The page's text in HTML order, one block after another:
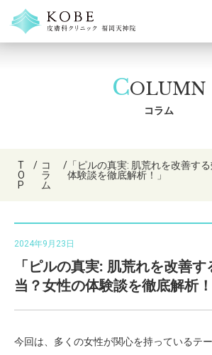
COLUMN
コラム
T
O
P
/ コ
ラ
ム
/「ピルの真実: 肌荒れを改善す
体験談を徹底解析！」
2024年9月23日
「ピルの真実: 肌荒れを改善
当？女性の体験談を徹底解析！
今回は、多くの女性が関心を持っているテ